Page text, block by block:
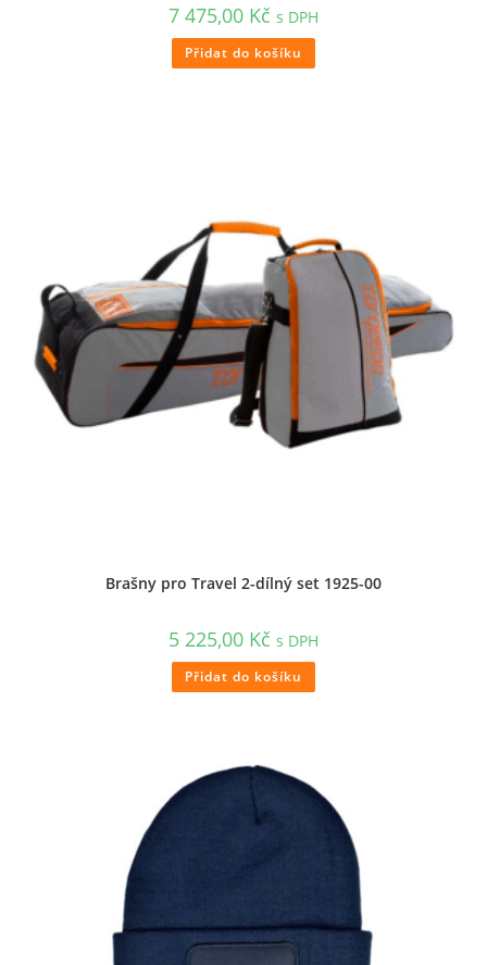
7 475,00 Kč s DPH
Přidat do košíku
Brašny pro Travel 2-dílný set 1925-00
5 225,00 Kč s DPH
Přidat do košíku